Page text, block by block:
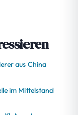
aus China
im Mittelstand